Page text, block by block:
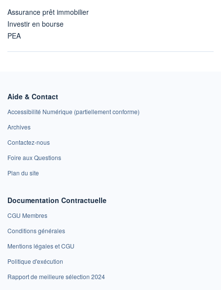
Assurance prêt immobilier
Investir en bourse
PEA
Aide & Contact
Accessibilité Numérique (partiellement conforme)
Archives
Contactez-nous
Foire aux Questions
Plan du site
Documentation Contractuelle
CGU Membres
Conditions générales
Mentions légales et CGU
Politique d'exécution
Rapport de meilleure sélection 2024